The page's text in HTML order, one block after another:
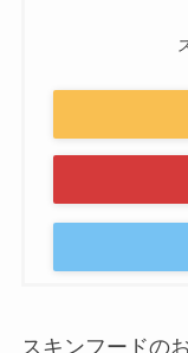
スキンフードの